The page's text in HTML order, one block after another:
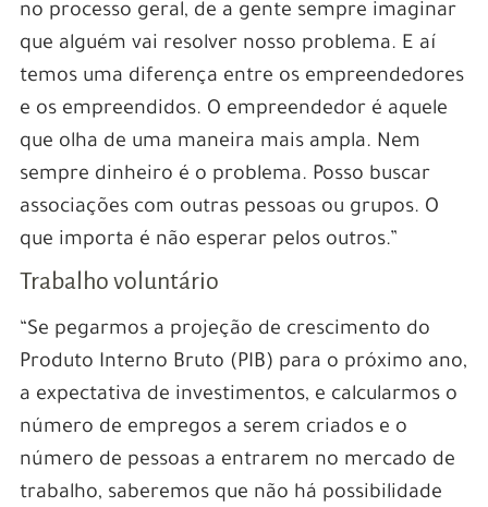
no processo geral, de a gente sempre imaginar
que alguém vai resolver nosso problema. E aí
temos uma diferença entre os empreendedores
e os empreendidos. O empreendedor é aquele
que olha de uma maneira mais ampla. Nem
sempre dinheiro é o problema. Posso buscar
associações com outras pessoas ou grupos. O
que importa é não esperar pelos outros.”
Trabalho voluntário
“Se pegarmos a projeção de crescimento do
Produto Interno Bruto (PIB) para o próximo ano,
a expectativa de investimentos, e calcularmos o
número de empregos a serem criados e o
número de pessoas a entrarem no mercado de
trabalho, saberemos que não há possibilidade